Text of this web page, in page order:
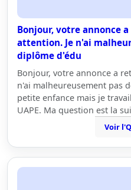
Bonjour, votre annonce
attention. Je n'ai
diplôme d'édu
Bonjour, votre annonce a
n'ai malheureusement pas
petite enfance mais je
UAPE. Ma question est la
Voir